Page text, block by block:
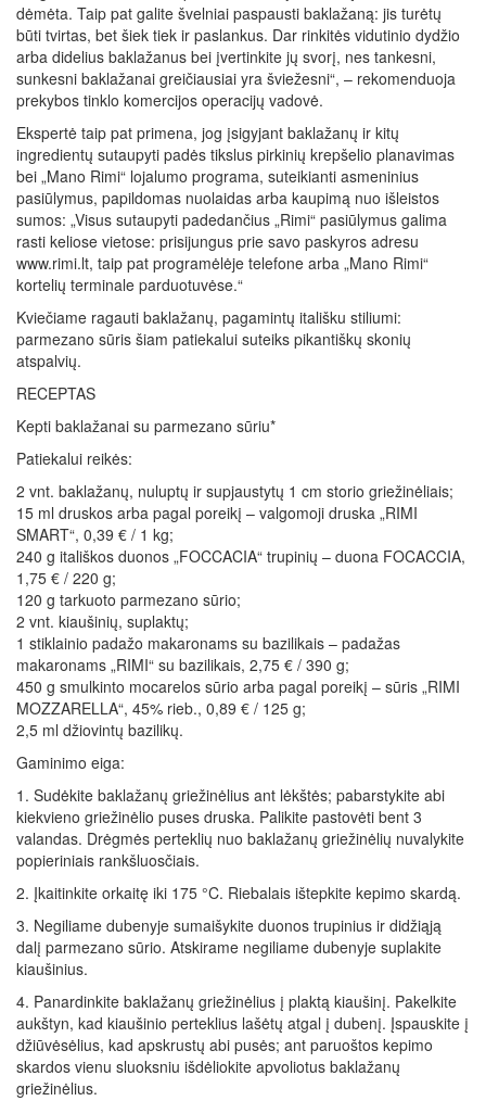
dėmėta. Taip pat galite švelniai paspausti baklažaną: jis turėtų
būti tvirtas, bet šiek tiek ir paslankus. Dar rinkitės vidutinio dydžio
arba didelius baklažanus bei įvertinkite jų svorį, nes tankesni,
sunkesni baklažanai greičiausiai yra šviežesni“, – rekomenduoja
prekybos tinklo komercijos operacijų vadovė.
Ekspertė taip pat primena, jog įsigyjant baklažanų ir kitų
ingredientų sutaupyti padės tikslus pirkinių krepšelio planavimas
bei „Mano Rimi“ lojalumo programa, suteikianti asmeninius
pasiūlymus, papildomas nuolaidas arba kaupimą nuo išleistos
sumos: „Visus sutaupyti padedančius „Rimi“ pasiūlymus galima
rasti keliose vietose: prisijungus prie savo paskyros adresu
www.rimi.lt, taip pat programėlėje telefone arba „Mano Rimi“
kortelių terminale parduotuvėse.“
Kviečiame ragauti baklažanų, pagamintų itališku stiliumi:
parmezano sūris šiam patiekalui suteiks pikantiškų skonių
atspalvių.
RECEPTAS
Kepti baklažanai su parmezano sūriu*
Patiekalui reikės:
2 vnt. baklažanų, nuluptų ir supjaustytų 1 cm storio griežinėliais;
15 ml druskos arba pagal poreikį – valgomoji druska „RIMI
SMART“, 0,39 € / 1 kg;
240 g itališkos duonos „FOCCACIA“ trupinių – duona FOCACCIA,
1,75 € / 220 g;
120 g tarkuoto parmezano sūrio;
2 vnt. kiaušinių, suplaktų;
1 stiklainio padažo makaronams su bazilikais – padažas
makaronams „RIMI“ su bazilikais, 2,75 € / 390 g;
450 g smulkinto mocarelos sūrio arba pagal poreikį – sūris „RIMI
MOZZARELLA“, 45% rieb., 0,89 € / 125 g;
2,5 ml džiovintų bazilikų.
Gaminimo eiga:
1. Sudėkite baklažanų griežinėlius ant lėkštės; pabarstykite abi
kiekvieno griežinėlio puses druska. Palikite pastovėti bent 3
valandas. Drėgmės perteklių nuo baklažanų griežinėlių nuvalykite
popieriniais rankšluosčiais.
2. Įkaitinkite orkaitę iki 175 °C. Riebalais ištepkite kepimo skardą.
3. Negiliame dubenyje sumaišykite duonos trupinius ir didžiąją
dalį parmezano sūrio. Atskirame negiliame dubenyje suplakite
kiaušinius.
4. Panardinkite baklažanų griežinėlius į plaktą kiaušinį. Pakelkite
aukštyn, kad kiaušinio perteklius lašėtų atgal į dubenį. Įspauskite į
džiūvėsėlius, kad apskrustų abi pusės; ant paruoštos kepimo
skardos vienu sluoksniu išdėliokite apvoliotus baklažanų
griežinėlius.